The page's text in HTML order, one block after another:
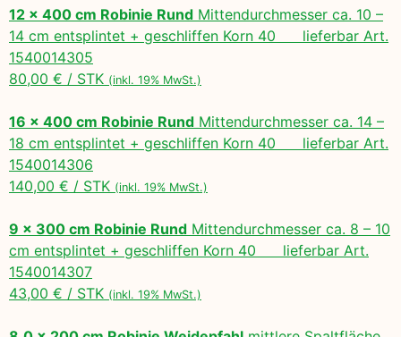
12 x 400 cm Robinie Rund Mittendurchmesser ca. 10 –
14 cm entsplintet + geschliffen Korn 40 lieferbar Art.
1540014305
80,00 € / STK (inkl. 19% MwSt.)
16 x 400 cm Robinie Rund Mittendurchmesser ca. 14 –
18 cm entsplintet + geschliffen Korn 40 lieferbar Art.
1540014306
140,00 € / STK (inkl. 19% MwSt.)
9 x 300 cm Robinie Rund Mittendurchmesser ca. 8 – 10
cm entsplintet + geschliffen Korn 40 lieferbar Art.
1540014307
43,00 € / STK (inkl. 19% MwSt.)